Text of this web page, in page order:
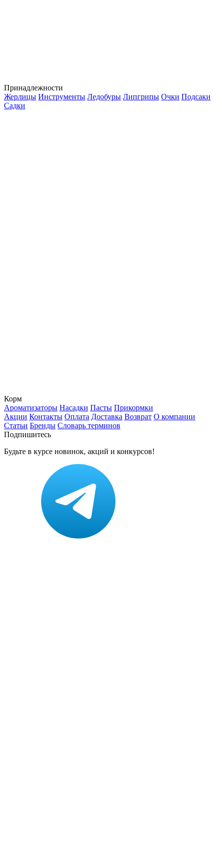
Принадлежности
Жерлицы Инструменты Ледобуры Липгрипы Очки Подсаки
Садки
Корм
Ароматизаторы Насадки Пасты Прикормки
Акции Контакты Оплата Доставка Возврат О компании
Статьи Бренды Словарь терминов
Подпишитесь
Будьте в курсе новинок, акций и конкурсов!